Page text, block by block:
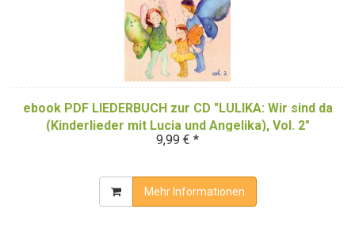
ebook PDF LIEDERBUCH zur CD "LULIKA: Wir sind da
(Kinderlieder mit Lucia und Angelika), Vol. 2"
(Download-Album)
9,99 € *
Mehr Informationen